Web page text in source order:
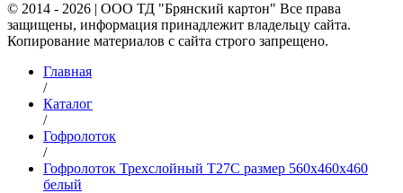
© 2014 - 2026 | ООО ТД "Брянский картон" Все права
защищены, информация принадлежит владельцу сайта.
Копирование материалов с сайта строго запрещено.
Главная
/
Каталог
/
Гофролоток
/
Гофролоток Трехслойный Т27C размер 560x460x460
белый